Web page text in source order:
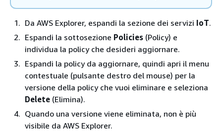
Da AWS Explorer, espandi la sezione dei servizi IoT.
Espandi la sottosezione Policies (Policy) e
individua la policy che desideri aggiornare.
Espandi la policy da aggiornare, quindi apri il menu
contestuale (pulsante destro del mouse) per la
versione della policy che vuoi eliminare e seleziona
Delete (Elimina).
Quando una versione viene eliminata, non è più
visibile da AWS Explorer.